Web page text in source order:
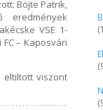
Böjte Patrik,
VSE 1-
– Kaposvári
eltiltott viszont